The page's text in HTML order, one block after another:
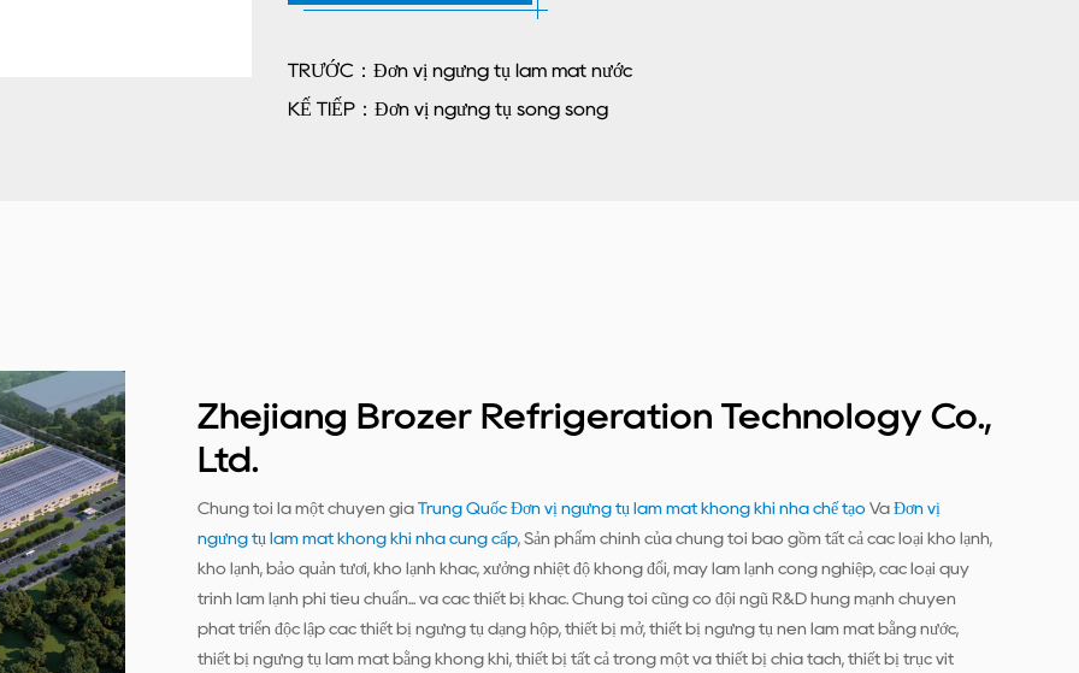
TRƯỚC：Đơn vị ngưng tụ làm mát nước
KẾ TIẾP：Đơn vị ngưng tụ song song
Zhejiang Brozer Refrigeration Technology Co.,
Ltd.
Chúng tôi là một chuyên gia Trung Quốc Đơn vị ngưng tụ làm mát không khí nhà chế tạo Và Đơn vị
ngưng tụ làm mát không khí nhà cung cấp , Sản phẩm chính của chúng tôi bao gồm tất cả các loại kho lạnh,
kho lạnh, bảo quản tươi, kho lạnh khác, xưởng nhiệt độ không đổi, máy làm lạnh công nghiệp, các loại quy
trình làm lạnh phi tiêu chuẩn... và các thiết bị khác. Chúng tôi cũng có đội ngũ R&D hùng mạnh chuyên
phát triển độc lập các thiết bị ngưng tụ dạng hộp, thiết bị mở, thiết bị ngưng tụ nén làm mát bằng nước,
thiết bị ngưng tụ làm mát bằng không khí, thiết bị tất cả trong một và thiết bị chia tách, thiết bị trục vít